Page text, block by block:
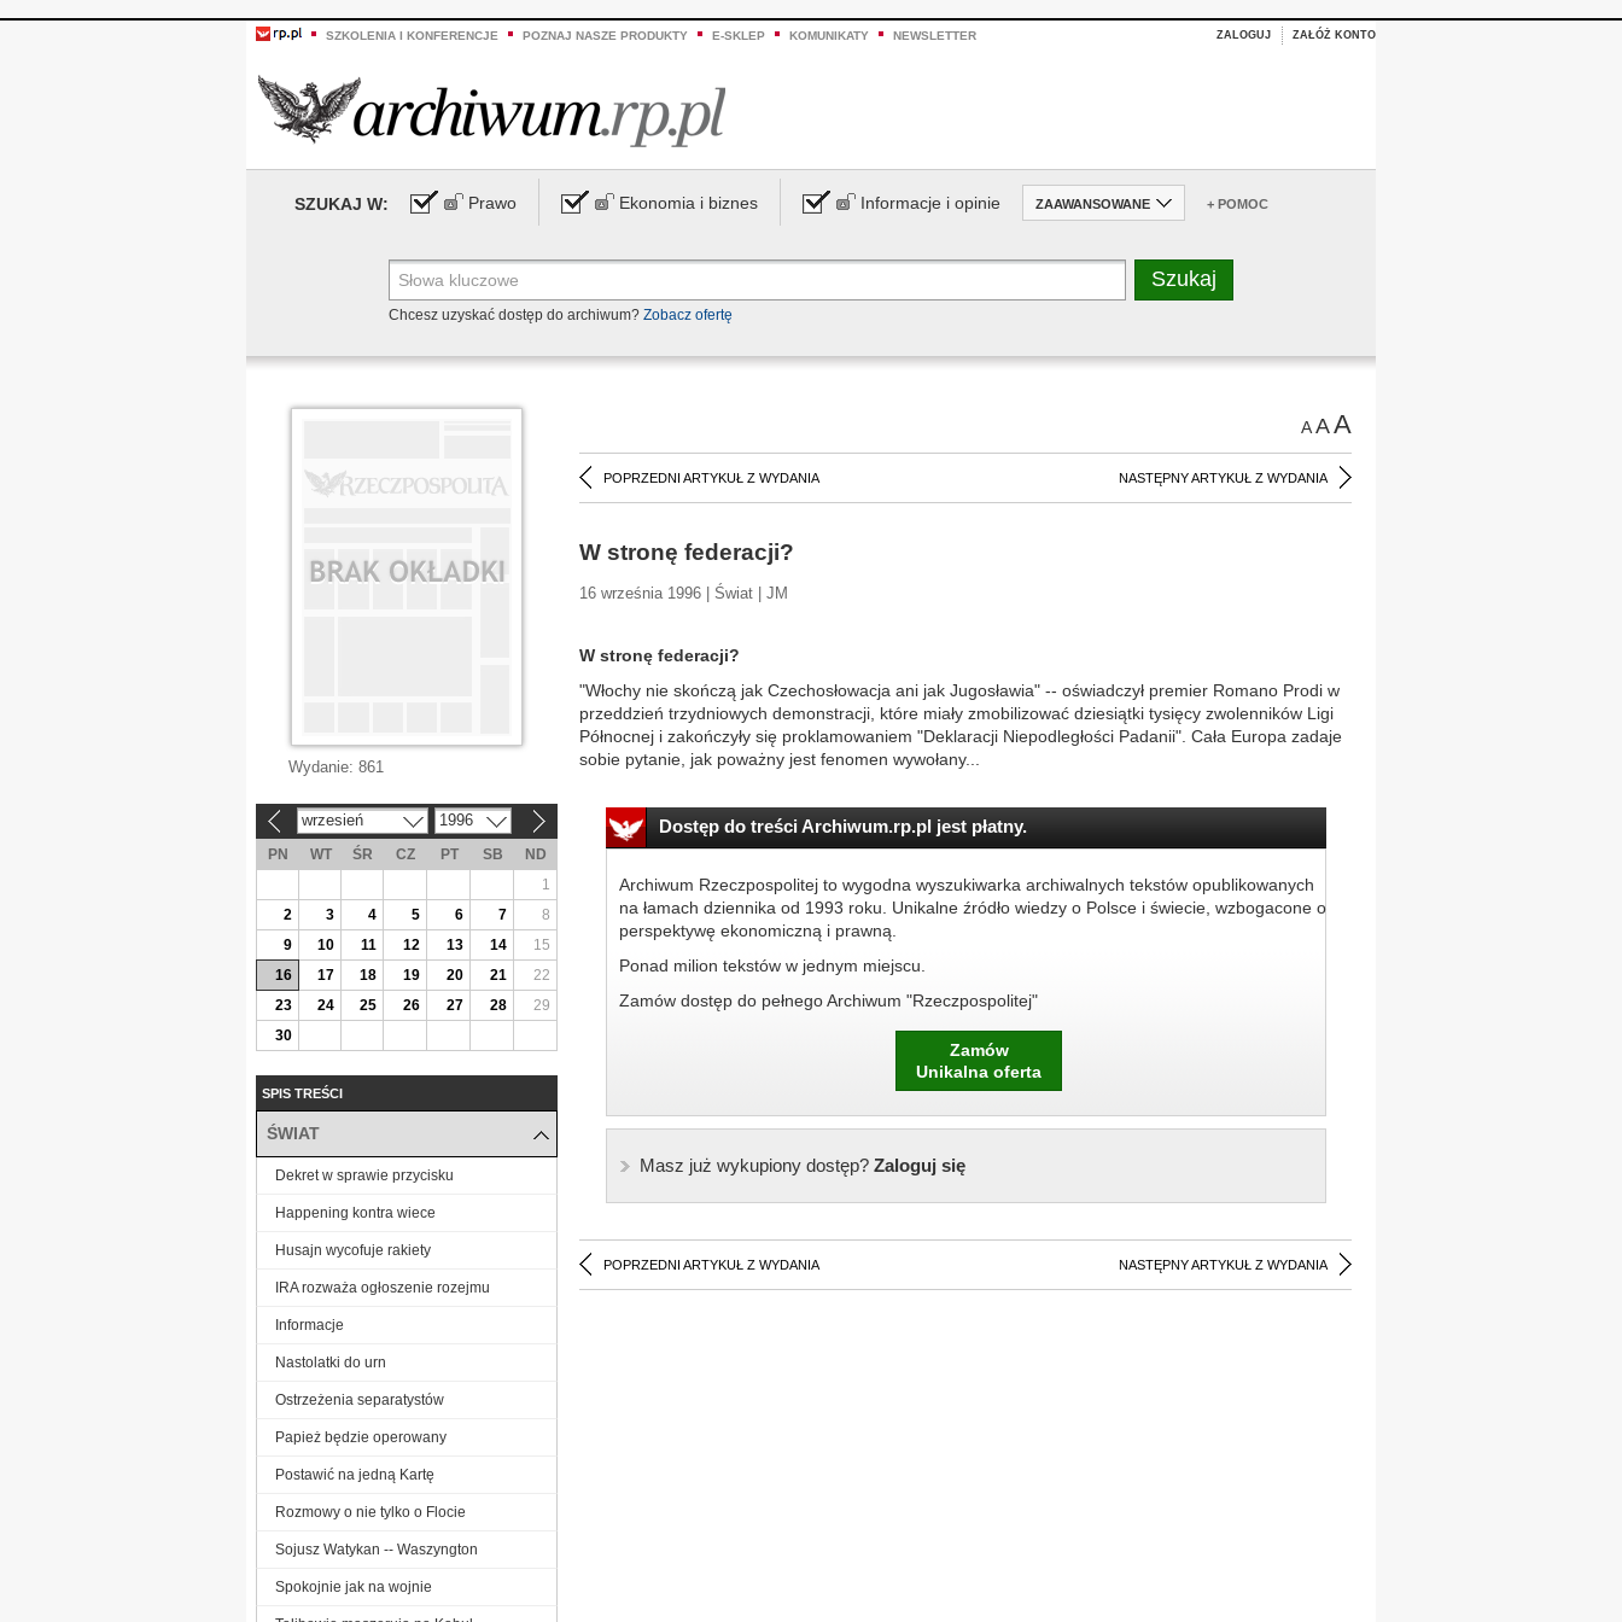
SZKOLENIA I KONFERENCJE POZNAJ NASZE PRODUKTY E-SKLEP KOMUNIKATY NEWSLETTER ZALOGUJ ZAŁÓŻ KONTO
SZUKAJ W: Prawo Ekonomia i biznes Informacje i opinie ZAAWANSOWANE + POMOC
Chcesz uzyskać dostęp do archiwum? Zobacz ofertę
AAA
POPRZEDNI ARTYKUŁ Z WYDANIA NASTĘPNY ARTYKUŁ Z WYDANIA
W stronę federacji?
16 września 1996 | Świat | JM
W stronę federacji?
"Włochy nie skończą jak Czechosłowacja ani jak Jugosławia" -- oświadczył premier Romano Prodi w
przeddzień trzydniowych demonstracji, które miały zmobilizować dziesiątki tysięcy zwolenników Ligi
Północnej i zakończyły się proklamowaniem "Deklaracji Niepodległości Padanii". Cała Europa zadaje
sobie pytanie, jak poważny jest fenomen wywołany...
Dostęp do treści Archiwum.rp.pl jest płatny.
Archiwum Rzeczpospolitej to wygodna wyszukiwarka archiwalnych tekstów opublikowanych
na łamach dziennika od 1993 roku. Unikalne źródło wiedzy o Polsce i świecie, wzbogacone o
perspektywę ekonomiczną i prawną.
Ponad milion tekstów w jednym miejscu.
Zamów dostęp do pełnego Archiwum "Rzeczpospolitej"
Zamów
Unikalna oferta
Masz już wykupiony dostęp?Zaloguj się
POPRZEDNI ARTYKUŁ Z WYDANIA NASTĘPNY ARTYKUŁ Z WYDANIA
Wydanie: 861
wrzesień 1996
PN WT ŚR CZ PT SB
ND
1
2
3 4 5 6 7
8
9
10 11 12 13 14
15
16
17 18 19 20 21
22
23
24 25 26 27 28
29
30
SPIS TREŚCI
ŚWIAT
Dekret w sprawie przycisku
Happening kontra wiece
Husajn wycofuje rakiety
IRA rozważa ogłoszenie rozejmu
Informacje
Nastolatki do urn
Ostrzeżenia separatystów
Papież będzie operowany
Postawić na jedną Kartę
Rozmowy o nie tylko o Flocie
Sojusz Watykan -- Waszyngton
Spokojnie jak na wojnie